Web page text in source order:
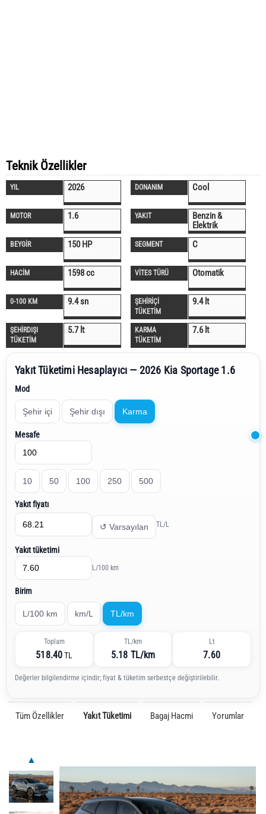
Teknik Özellikler
YIL 2026 DONANIM Cool
MOTOR 1.6 YAKIT
Benzin &
Elektrik
BEYGİR 150 HP SEGMENT C
HACİM 1598 cc VİTES TÜRÜ Otomatik
0-100 KM 9.4 sn
ŞEHİRİÇİ
TÜKETİM
9.4 lt
ŞEHİRDIŞI
TÜKETİM
5.7 lt
KARMA
TÜKETİM
7.6 lt
Yakıt Tüketimi Hesaplayıcı — 2026 Kia Sportage 1.6
Mod
Şehir içi Şehir dışı Karma
Mesafe
10 50 100 250 500
Yakıt fiyatı
↺ Varsayılan TL/L
Yakıt tüketimi
L/100 km
Birim
L/100 km km/L TL/km
Toplam
518.40TL
TL/km
5.18 TL/km
Lt
7.60
Değerler bilgilendirme içindir; fiyat & tüketim serbestçe değiştirilebilir.
Tüm Özellikler Yakıt Tüketimi Bagaj Hacmi Yorumlar
▲